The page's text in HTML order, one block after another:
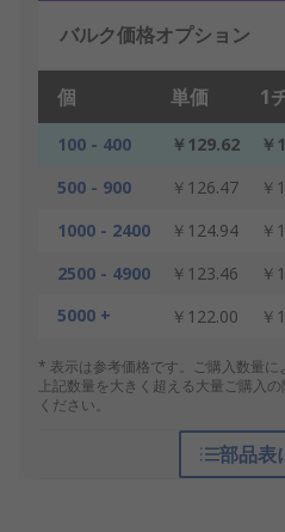
バルク価格オプション
個 単価 1
100 - 400 ￥129.62
￥
500 - 900
￥126.47
￥
1000 - 2400
￥124.94
￥
2500 - 4900
￥123.46
￥
5000 +
￥122.00 ￥
* 表示は参考価格です。ご購入数量に
上記数量を大きく超える大量ご購入
ください。
部品表